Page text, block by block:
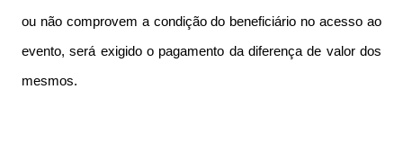
ou não comprovem a condição do beneficiário no acesso ao
evento, será exigido o pagamento da diferença de valor dos
mesmos.